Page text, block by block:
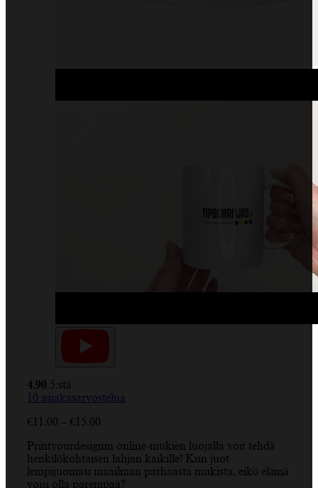
4.90 5:stä
10 asiakasarvostelua
€11.00 – €15.00
Printyourdesignin online-mukien luojalla voit tehdä
henkilökohtaisen lahjan kaikille! Kun juot
lempijuomasi maailman parhaasta mukista, eikö elämä
voisi olla parempaa?